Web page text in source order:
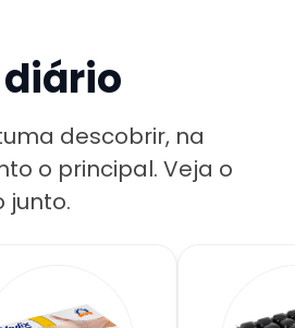
descobrir, na
o principal. Veja o
junto.